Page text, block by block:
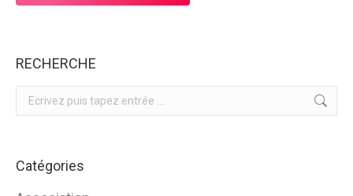
RECHERCHE
Search:
Catégories